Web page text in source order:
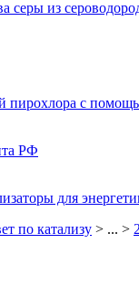
серы из
пирохлора с
РФ
для
по катализу > ... >